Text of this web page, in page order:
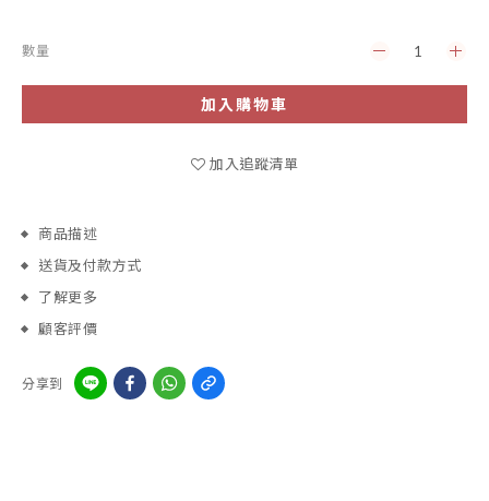
數量
加入購物車
加入追蹤清單
商品描述
送貨及付款方式
了解更多
顧客評價
分享到